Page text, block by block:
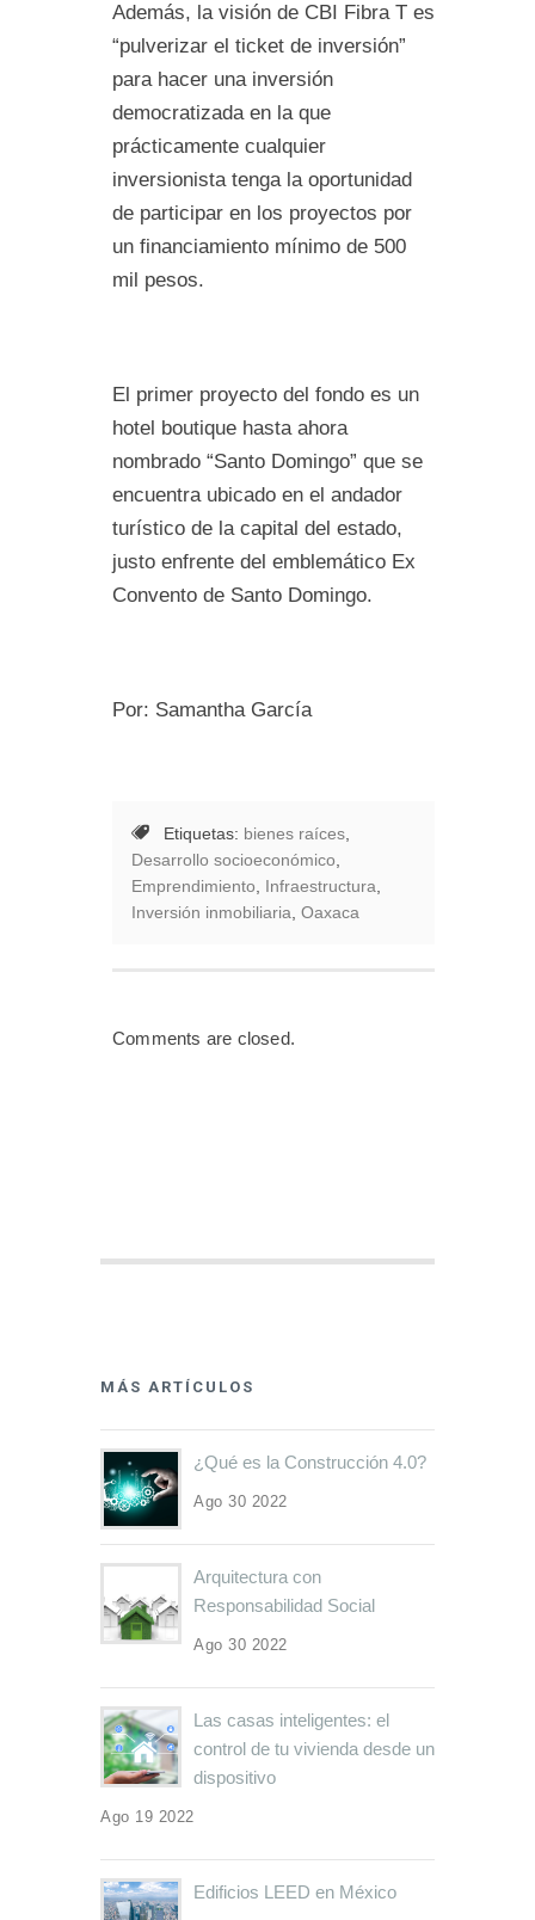
Además, la visión de CBI Fibra T es
“pulverizar el ticket de inversión”
para hacer una inversión
democratizada en la que
prácticamente cualquier
inversionista tenga la oportunidad
de participar en los proyectos por
un financiamiento mínimo de 500
mil pesos.
El primer proyecto del fondo es un
hotel boutique hasta ahora
nombrado “Santo Domingo” que se
encuentra ubicado en el andador
turístico de la capital del estado,
justo enfrente del emblemático Ex
Convento de Santo Domingo.
Por: Samantha García
Etiquetas: bienes raíces
Desarrollo socioeconómico
Emprendimiento
Infraestructura
Inversión inmobiliaria Oaxaca
Comments are closed.
MÁS ARTÍCULOS
¿Qué es la Construcción 4.0?
Ago 30 2022
Arquitectura con
Responsabilidad Social
Ago 30 2022
Las casas inteligentes: el
control de tu vivienda desde un
dispositivo
Ago 19 2022
Edificios LEED en México